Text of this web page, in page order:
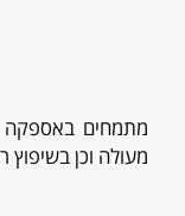
מתמחים באספקה
מעולה וכן בשיפוץ